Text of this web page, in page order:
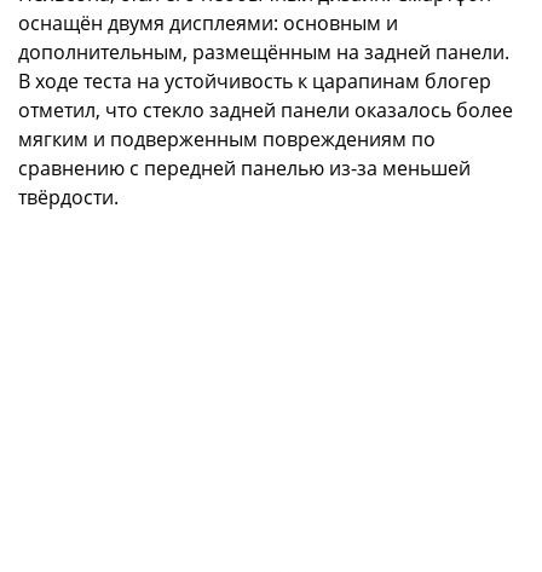
оснащён двумя дисплеями: основным и
дополнительным, размещённым на задней панели.
В ходе теста на устойчивость к царапинам блогер
отметил, что стекло задней панели оказалось более
мягким и подверженным повреждениям по
сравнению с передней панелью из-за меньшей
твёрдости.